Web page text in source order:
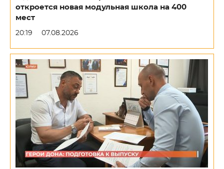
откроется новая модульная школа на 400
мест
20:19 07.08.2026